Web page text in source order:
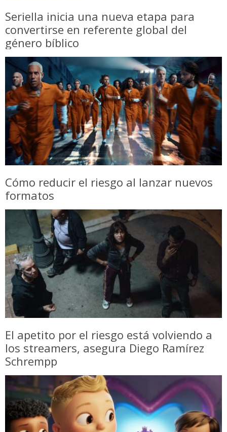
Seriella inicia una nueva etapa para
convertirse en referente global del
género bíblico
Cómo reducir el riesgo al lanzar nuevos
formatos
El apetito por el riesgo está volviendo a
los streamers, asegura Diego Ramírez
Schrempp